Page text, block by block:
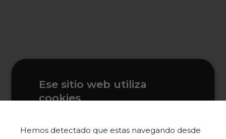
Hemos detectado que estas navegando desde
Ese sitio web utiliza
cookies
mejorar la experiencia del usuario. Al